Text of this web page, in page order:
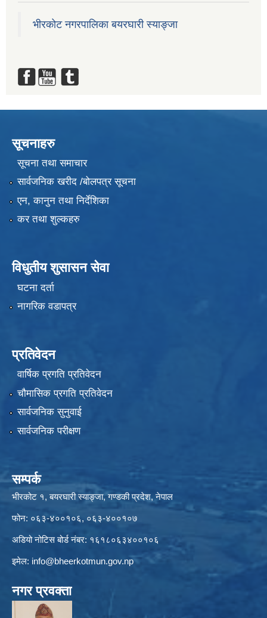
भीरकोट नगरपालिका बयरघारी स्याङ्जा
सूचनाहरु
सूचना तथा समाचार
सार्वजनिक खरीद /बोलपत्र सूचना
एन, कानुन तथा निर्देशिका
कर तथा शुल्कहरु
विधुतीय शुसासन सेवा
घटना दर्ता
नागरिक वडापत्र
प्रतिवेदन
वार्षिक प्रगति प्रतिवेदन
चौमासिक प्रगति प्रतिवेदन
सार्वजनिक सुनुवाई
सार्वजनिक परीक्षण
सम्पर्क
भीरकोट १, बयरघारी स्याङ्जा, गण्डकी प्रदेश, नेपाल
फोन: ०६३-४००१०६, ०६३-४००१०७
अडियो नोटिस बोर्ड नंबर: १६१८०६३४००१०६
इमेल: info@bheerkotmun.gov.np
नगर प्रवक्ता